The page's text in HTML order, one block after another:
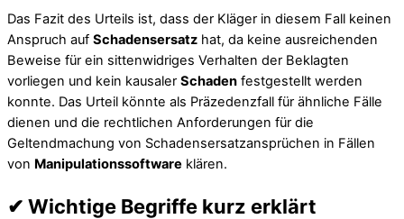
Das Fazit des Urteils ist, dass der Kläger in diesem Fall keinen
Anspruch auf Schadensersatz hat, da keine ausreichenden
Beweise für ein sittenwidriges Verhalten der Beklagten
vorliegen und kein kausaler Schaden festgestellt werden
konnte. Das Urteil könnte als Präzedenzfall für ähnliche Fälle
dienen und die rechtlichen Anforderungen für die
Geltendmachung von Schadensersatzansprüchen in Fällen
von Manipulationssoftware klären.
✔ Wichtige Begriffe kurz erklärt